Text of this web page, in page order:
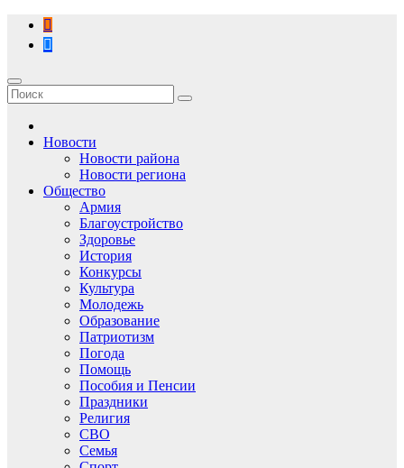
Перейти
содержимому
Новости
Новости района
Новости региона
Общество
Армия
Благоустройство
Здоровье
История
Конкурсы
Культура
Молодежь
Образование
Патриотизм
Погода
Помощь
Пособия и Пенсии
Праздники
Религия
СВО
Семья